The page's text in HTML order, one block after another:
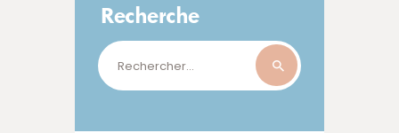
Recherche
Rechercher :